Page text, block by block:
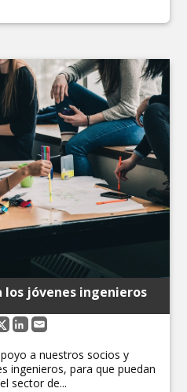
jóvenes ingenieros
a nuestros socios y
ingenieros, para que puedan
sector de...